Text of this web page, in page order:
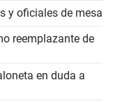
y oficiales de mesa
reemplazante de
en duda a